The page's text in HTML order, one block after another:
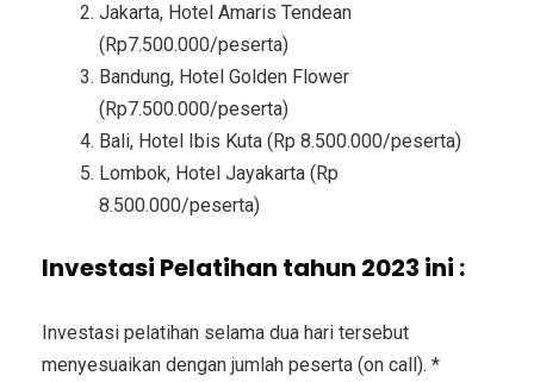
Jakarta, Hotel Amaris Tendean
(Rp7.500.000/peserta)
Bandung, Hotel Golden Flower
(Rp7.500.000/peserta)
Bali, Hotel Ibis Kuta (Rp 8.500.000/peserta)
Lombok, Hotel Jayakarta (Rp
8.500.000/peserta)
Investasi Pelatihan tahun 2023 ini :
Investasi pelatihan selama dua hari tersebut
menyesuaikan dengan jumlah peserta (on call). *